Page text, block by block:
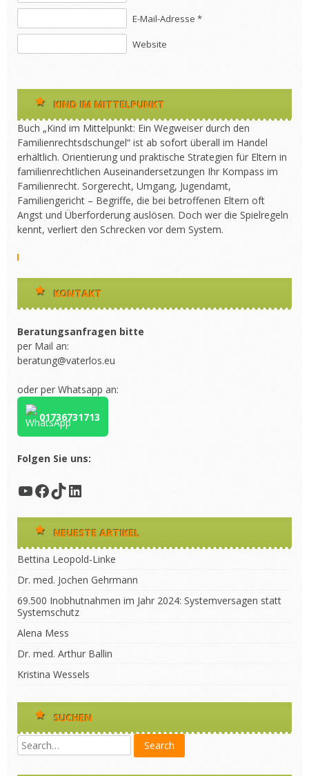
E-Mail-Adresse *
Website
KIND IM MITTELPUNKT
Buch „Kind im Mittelpunkt: Ein Wegweiser durch den
Familienrechtsdschungel“ ist ab sofort überall im Handel
erhältlich. Orientierung und praktische Strategien für Eltern in
familienrechtlichen Auseinandersetzungen Ihr Kompass im
Familienrecht. Sorgerecht, Umgang, Jugendamt,
Familiengericht – Begriffe, die bei betroffenen Eltern oft
Angst und Überforderung auslösen. Doch wer die Spielregeln
kennt, verliert den Schrecken vor dem System.
KONTAKT
Beratungsanfragen bitte
per Mail an:
beratung@vaterlos.eu
oder per Whatsapp an:
01736731713
Folgen Sie uns:
YouTube
Facebook
TikTok
LinkedIn
NEUESTE ARTIKEL
Bettina Leopold-Linke
Dr. med. Jochen Gehrmann
69.500 Inobhutnahmen im Jahr 2024: Systemversagen statt
Systemschutz
Alena Mess
Dr. med. Arthur Ballin
Kristina Wessels
SUCHEN